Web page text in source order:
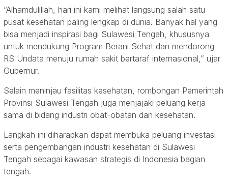
“Alhamdulillah, hari ini kami melihat langsung salah satu
pusat kesehatan paling lengkap di dunia. Banyak hal yang
bisa menjadi inspirasi bagi Sulawesi Tengah, khususnya
untuk mendukung Program Berani Sehat dan mendorong
RS Undata menuju rumah sakit bertaraf internasional,” ujar
Gubernur.
Selain meninjau fasilitas kesehatan, rombongan Pemerintah
Provinsi Sulawesi Tengah juga menjajaki peluang kerja
sama di bidang industri obat-obatan dan kesehatan.
Langkah ini diharapkan dapat membuka peluang investasi
serta pengembangan industri kesehatan di Sulawesi
Tengah sebagai kawasan strategis di Indonesia bagian
tengah.